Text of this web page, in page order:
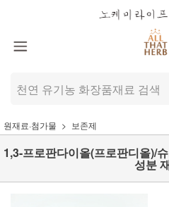
원재료·첨가물 보존제
1,3-프로판다이올(프로판디올)/
성분